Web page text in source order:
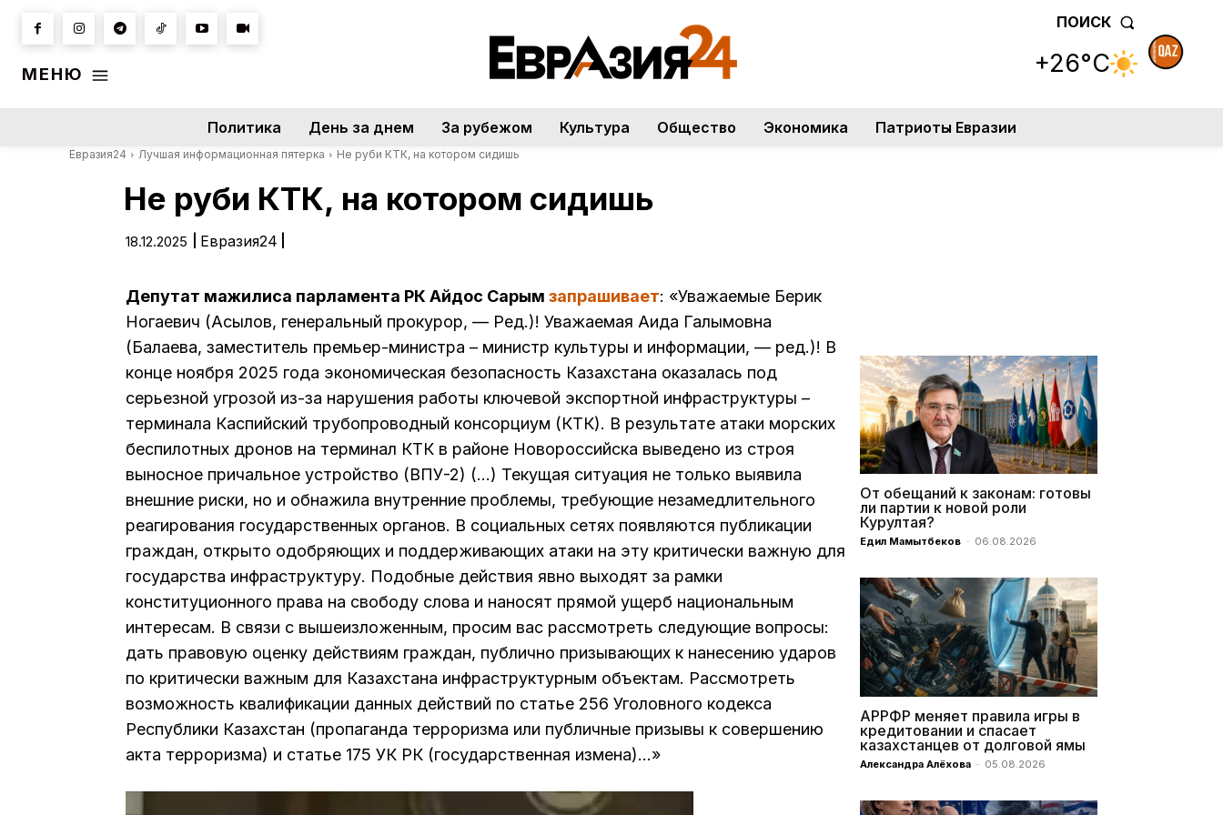
МЕНЮ
ПОИСК
+26°C
Политика День за днем За рубежом Культура Общество Экономика Патриоты Евразии
Евразия24 Лучшая информационная пятерка Не руби КТК, на котором сидишь
Не руби КТК, на котором сидишь
18.12.2025 Евразия24
Депутат мажилиса парламента РК Айдос Сарым запрашивает: «Уважаемые Берик
Ногаевич (Асылов, генеральный прокурор, — Ред.)! Уважаемая Аида Галымовна
(Балаева, заместитель премьер-министра – министр культуры и информации, — ред.)! В
конце ноября 2025 года экономическая безопасность Казахстана оказалась под
серьезной угрозой из-за нарушения работы ключевой экспортной инфраструктуры –
терминала Каспийский трубопроводный консорциум (КТК). В результате атаки морских
беспилотных дронов на терминал КТК в районе Новороссийска выведено из строя
выносное причальное устройство (ВПУ-2) (…) Текущая ситуация не только выявила
внешние риски, но и обнажила внутренние проблемы, требующие незамедлительного
реагирования государственных органов. В социальных сетях появляются публикации
граждан, открыто одобряющих и поддерживающих атаки на эту критически важную для
государства инфраструктуру. Подобные действия явно выходят за рамки
конституционного права на свободу слова и наносят прямой ущерб национальным
интересам. В связи с вышеизложенным, просим вас рассмотреть следующие вопросы:
дать правовую оценку действиям граждан, публично призывающих к нанесению ударов
по критически важным для Казахстана инфраструктурным объектам. Рассмотреть
возможность квалификации данных действий по статье 256 Уголовного кодекса
Республики Казахстан (пропаганда терроризма или публичные призывы к совершению
акта терроризма) и статье 175 УК РК (государственная измена)…»
От обещаний к законам: готовы
ли партии к новой роли
Курултая?
Едил Мамытбеков - 06.08.2026
АРРФР меняет правила игры в
кредитовании и спасает
казахстанцев от долговой ямы
Александра Алёхова - 05.08.2026